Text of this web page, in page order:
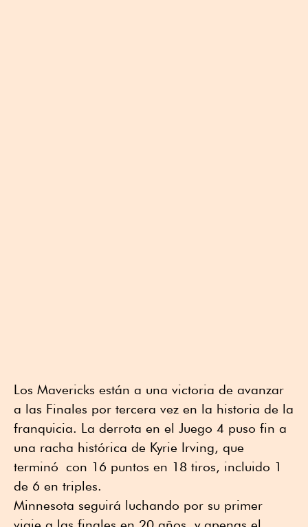
Los Mavericks están a una victoria de avanzar
a las Finales por tercera vez en la historia de la
franquicia. La derrota en el Juego 4 puso fin a
una racha histórica de Kyrie Irving, que
terminó con 16 puntos en 18 tiros, incluido 1
de 6 en triples.
Minnesota seguirá luchando por su primer